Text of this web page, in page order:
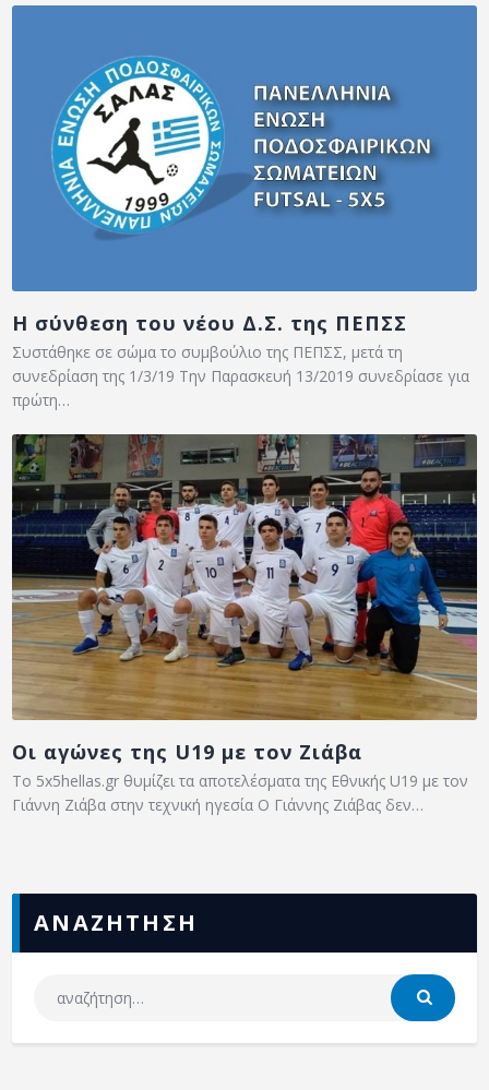
Η σύνθεση του νέου Δ.Σ. της ΠΕΠΣΣ
Συστάθηκε σε σώμα το συμβούλιο της ΠΕΠΣΣ, μετά τη
συνεδρίαση της 1/3/19 Την Παρασκευή 13/2019 συνεδρίασε για
πρώτη…
Οι αγώνες της U19 με τον Ζιάβα
Το 5x5hellas.gr θυμίζει τα αποτελέσματα της Εθνικής U19 με τον
Γιάννη Ζιάβα στην τεχνική ηγεσία Ο Γιάννης Ζιάβας δεν…
ΑΝΑΖΗΤΗΣΗ